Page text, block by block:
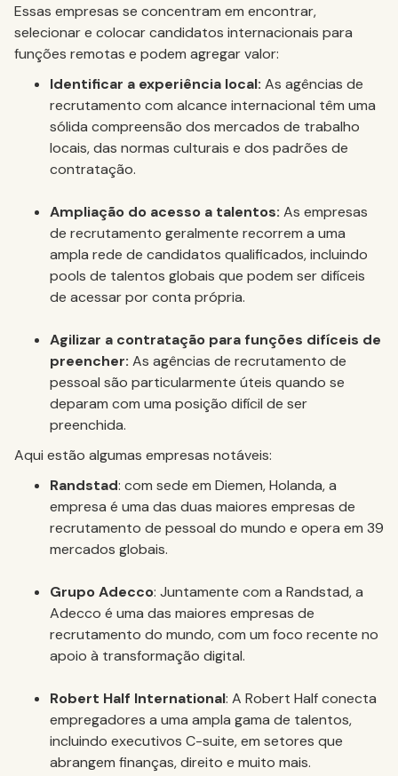
Essas empresas se concentram em encontrar,
selecionar e colocar candidatos internacionais para
funções remotas e podem agregar valor:
Identificar a experiência local: As agências de
recrutamento com alcance internacional têm uma
sólida compreensão dos mercados de trabalho
locais, das normas culturais e dos padrões de
contratação.
Ampliação do acesso a talentos: As empresas
de recrutamento geralmente recorrem a uma
ampla rede de candidatos qualificados, incluindo
pools de talentos globais que podem ser difíceis
de acessar por conta própria.
Agilizar a contratação para funções difíceis de
preencher: As agências de recrutamento de
pessoal são particularmente úteis quando se
deparam com uma posição difícil de ser
preenchida.
Aqui estão algumas empresas notáveis:
Randstad: com sede em Diemen, Holanda, a
empresa é uma das duas maiores empresas de
recrutamento de pessoal do mundo e opera em 39
mercados globais.
Grupo Adecco: Juntamente com a Randstad, a
Adecco é uma das maiores empresas de
recrutamento do mundo, com um foco recente no
apoio à transformação digital.
Robert Half International: A Robert Half conecta
empregadores a uma ampla gama de talentos,
incluindo executivos C-suite, em setores que
abrangem finanças, direito e muito mais.